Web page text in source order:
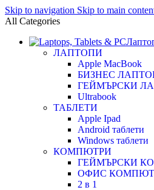
Skip to navigation Skip to main
All Categories
ЛАПТОПИ
Apple MacBook
БИЗНЕС
ГЕЙМЪРСКИ
Ultrabook
ТАБЛЕТИ
Apple Ipad
Android таблети
Windows таблети
КОМПЮТРИ
ГЕЙМЪРСКИ
ОФИС
2 в 1